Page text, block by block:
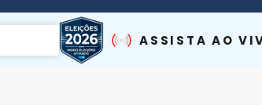
ASSISTA AO